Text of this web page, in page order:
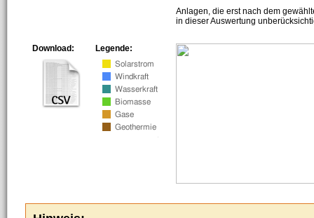
Anlagen, die erst nach dem
in dieser Auswertung
Legende:
Download: